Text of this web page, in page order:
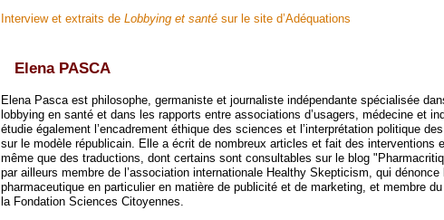
Interview et extraits de Lobbying et santé sur le site d’Adéquations
Elena PASCA
Elena Pasca est philosophe, germaniste et journaliste indépendante spécialisée
lobbying en santé et dans les rapports entre associations d’usagers, médecine et
étudie également l’encadrement éthique des sciences et l’interprétation politique
sur le modèle républicain. Elle a écrit de nombreux articles et fait des interventions
même que des traductions, dont certains sont consultables sur le blog
par ailleurs membre de l’association internationale Healthy Skepticism, qui dénonce
pharmaceutique en particulier en matière de publicité et de marketing, et membre
la Fondation Sciences Citoyennes.